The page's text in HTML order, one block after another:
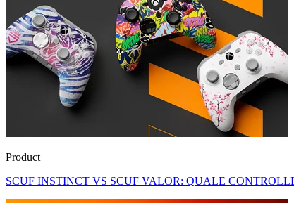
Product
SCUF INSTINCT VS SCUF VALOR: QUALE